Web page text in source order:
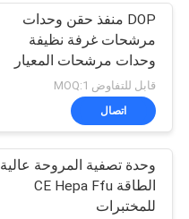
DOP منفذ حقن وحدات
مرشحات غرفة نظيفة
وحدات مرشحات المعيار
CE
قابل للتفاوض MOQ:1
اتصال
وحدة تصفية المروحة عالية
الطاقة CE Hepa Ffu
للمختبرات